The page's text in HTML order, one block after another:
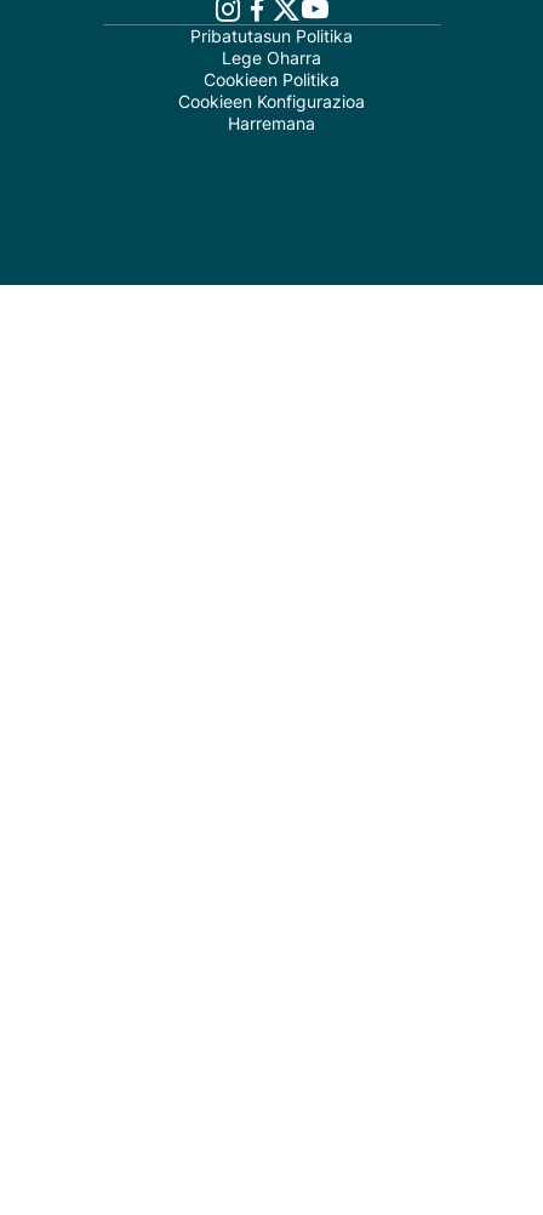
Pribatutasun Politika
Lege Oharra
Cookieen Politika
Cookieen Konfigurazioa
Harremana